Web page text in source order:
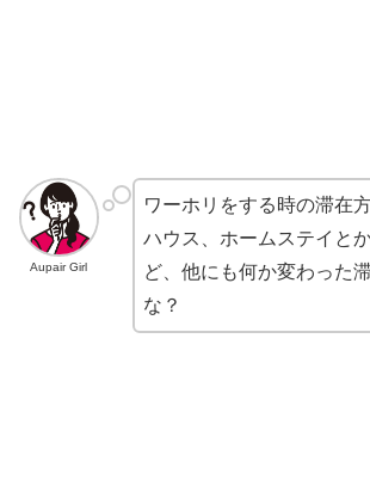
Aupair Girl
ワーホリをする時の滞在
ハウス、ホームステイと
ど、他にも何か変わった
な？